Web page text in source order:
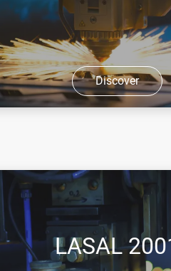
е задушлив.
Discover
представлява сгъстен газ без
мирис, който не е запалим и при
високи концентрации е задушли
LASAL